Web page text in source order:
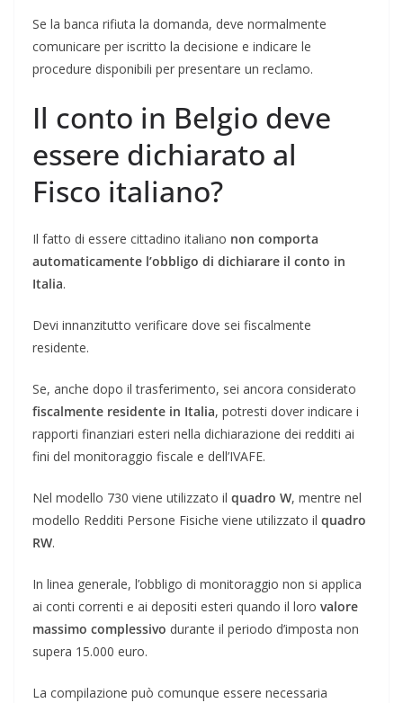
Se la banca rifiuta la domanda, deve normalmente
comunicare per iscritto la decisione e indicare le
procedure disponibili per presentare un reclamo.
Il conto in Belgio deve
essere dichiarato al
Fisco italiano?
Il fatto di essere cittadino italiano non comporta
automaticamente l’obbligo di dichiarare il conto in
Italia.
Devi innanzitutto verificare dove sei fiscalmente
residente.
Se, anche dopo il trasferimento, sei ancora considerato
fiscalmente residente in Italia, potresti dover indicare i
rapporti finanziari esteri nella dichiarazione dei redditi ai
fini del monitoraggio fiscale e dell’IVAFE.
Nel modello 730 viene utilizzato il quadro W, mentre nel
modello Redditi Persone Fisiche viene utilizzato il quadro
RW.
In linea generale, l’obbligo di monitoraggio non si applica
ai conti correnti e ai depositi esteri quando il loro valore
massimo complessivo durante il periodo d’imposta non
supera 15.000 euro.
La compilazione può comunque essere necessaria